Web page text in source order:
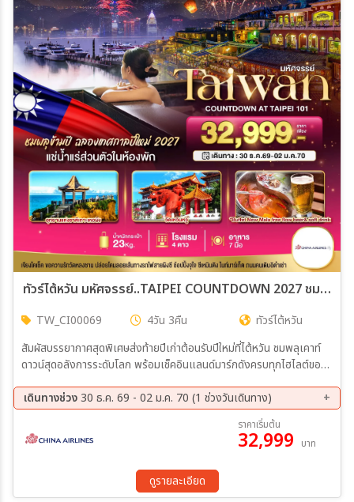
ทัวร์ไต้หวัน มหัศจรรย์..TAIPEI COUNTDOWN 2027 ชมพลุสุดอลังการ เช็คอินครบทุกแลนด์มาร์ก 4วัน 3คืน (CI)
TW_CI00069 4วัน 3คืน
ทัวร์ไต้หวัน
สัมผัสบรรยากาศสุดพิเศษส่งท้ายปีเก่าต้อนรับปีใหม่ที่ไต้หวัน ชมพลุเคาท์
ดาวน์สุดอลังการระดับโลก พร้อมเช็คอินแลนด์มาร์กดังครบทุกไฮไลต์ของ
ทริปแห่งความสุข
เดินทางช่วง30 ธ.ค. 69 - 02 ม.ค. 70 (1 ช่วงวันเดินทาง)
ราคาเริ่มต้น
32,999 บาท
ดูรายละเอียด